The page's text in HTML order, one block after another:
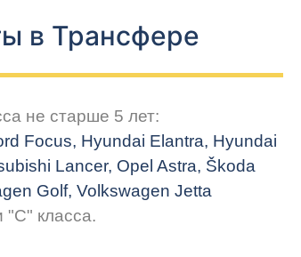
в Трансфере
не старше 5 лет:
Focus, Hyundai Elantra, Hyundai
Lancer, Opel Astra, Škoda
Golf, Volkswagen Jetta
"С" класса.